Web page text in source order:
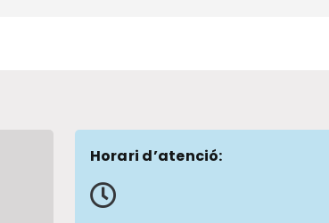
Horari d’atenció: